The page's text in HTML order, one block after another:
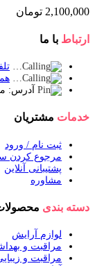
2,100,000 تومان
ارتباط با ما
تلفن:
آدرس:
خدمات مشتریان
ثبت نام / ورود
مرجوع کردن
پشتیبانی آنلاین
مشاوره
دسته بندی
لوازم آرایش
مراقبت و
مراقبت و